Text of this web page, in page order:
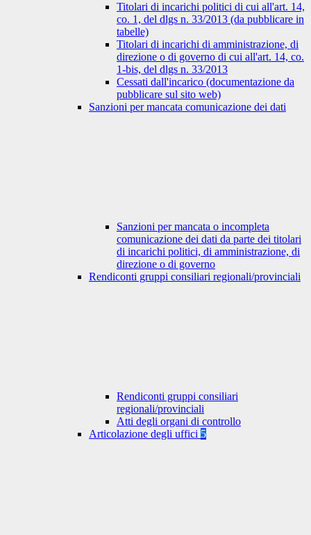
Titolari di incarichi politici di cui all'art. 14,
co. 1, del dlgs n. 33/2013 (da pubblicare in
tabelle)
Titolari di incarichi di amministrazione, di
direzione o di governo di cui all'art. 14, co.
1-bis, del dlgs n. 33/2013
Cessati dall'incarico (documentazione da
pubblicare sul sito web)
Sanzioni per mancata comunicazione dei dati
Sanzioni per mancata o incompleta
comunicazione dei dati da parte dei titolari
di incarichi politici, di amministrazione, di
direzione o di governo
Rendiconti gruppi consiliari regionali/provinciali
Rendiconti gruppi consiliari
regionali/provinciali
Atti degli organi di controllo
Articolazione degli uffici 5